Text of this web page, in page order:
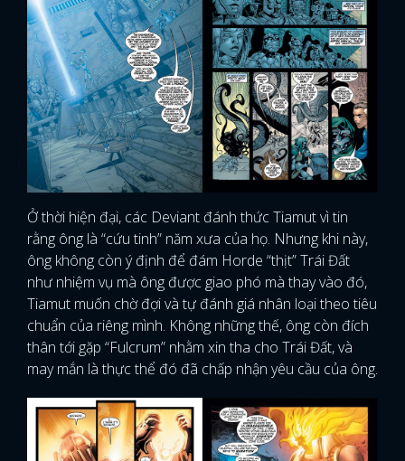
Ở thời hiện đại, các Deviant đánh thức Tiamut vì tin
rằng ông là “cứu tinh” năm xưa của họ. Nhưng khi này,
ông không còn ý định để đám Horde “thịt” Trái Đất
như nhiệm vụ mà ông được giao phó mà thay vào đó,
Tiamut muốn chờ đợi và tự đánh giá nhân loại theo tiêu
chuẩn của riêng mình. Không những thế, ông còn đích
thân tới gặp “Fulcrum” nhằm xin tha cho Trái Đất, và
may mắn là thực thể đó đã chấp nhận yêu cầu của ông.